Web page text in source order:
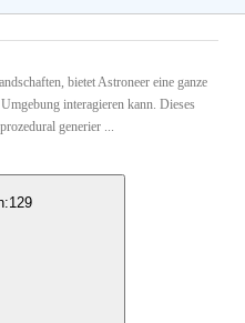
bietet Astroneer eine ganze
interagieren kann. Dieses
generier ...
129